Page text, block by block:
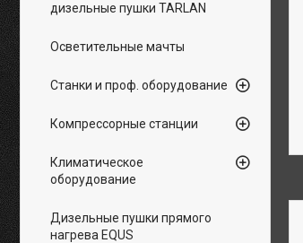
дизельные пушки TARLAN
Осветительные мачты
Станки и проф. оборудование
Компрессорные станции
Климатическое
оборудование
Дизельные пушки прямого
нагрева EQUS